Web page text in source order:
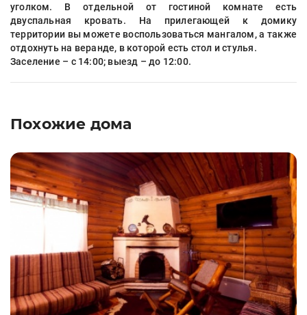
уголком. В отдельной от гостиной комнате есть
двуспальная кровать. На прилегающей к домику
территории вы можете воспользоваться мангалом, а также
отдохнуть на веранде, в которой есть стол и стулья.
Заселение – с 14:00; выезд – до 12:00.
Похожие дома